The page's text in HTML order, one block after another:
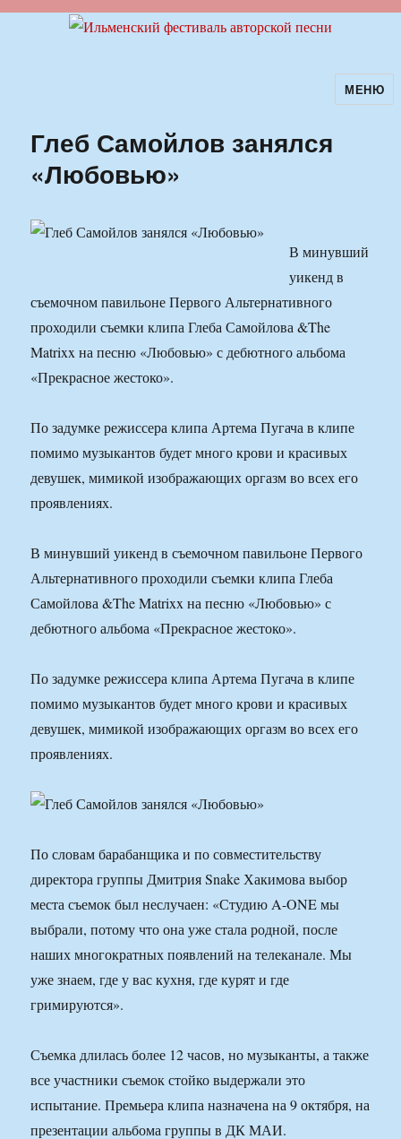
Ильменский фестиваль авторскойМЕНЮ
Глеб Самойлов занялся
«Любовью»
В минувший
уикенд в
съемочном павильоне Первого Альтернативного
проходили съемки клипа Глеба Самойлова &The
Matrixx на песню «Любовью» с дебютного альбома
«Прекрасное жестоко».
По задумке режиссера клипа Артема Пугача в клипе
помимо музыкантов будет много крови и красивых
девушек, мимикой изображающих оргазм во всех его
проявлениях.
В минувший уикенд в съемочном павильоне Первого
Альтернативного проходили съемки клипа Глеба
Самойлова &The Matrixx на песню «Любовью» с
дебютного альбома «Прекрасное жестоко».
По задумке режиссера клипа Артема Пугача в клипе
помимо музыкантов будет много крови и красивых
девушек, мимикой изображающих оргазм во всех его
проявлениях.
По словам барабанщика и по совместительству
директора группы Дмитрия Snake Хакимова выбор
места съемок был неслучаен: «Студию A-ONE мы
выбрали, потому что она уже стала родной, после
наших многократных появлений на телеканале. Мы
уже знаем, где у вас кухня, где курят и где
гримируются».
Съемка длилась более 12 часов, но музыканты, а также
все участники съемок стойко выдержали это
испытание. Премьера клипа назначена на 9 октября, на
презентации альбома группы в ДК МАИ.